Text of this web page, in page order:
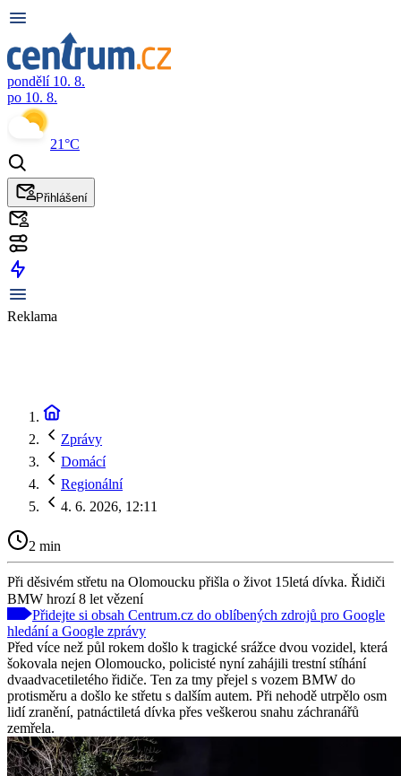
pondělí 10. 8.
po 10. 8.
21°C
Přihlášení
Reklama
Zprávy
Domácí
Regionální
4. 6. 2026, 12:11
2 min
Při děsivém střetu na Olomoucku přišla o život 15letá dívka. Řidiči
BMW hrozí 8 let vězení
Přidejte si obsah Centrum.cz do oblíbených zdrojů pro Google
hledání a Google zprávy
Před více než půl rokem došlo k tragické srážce dvou vozidel, která
šokovala nejen Olomoucko, policisté nyní zahájili trestní stíhání
dvaadvacetiletého řidiče. Ten za tmy přejel s vozem BMW do
protisměru a došlo ke střetu s dalším autem. Při nehodě utrpělo osm
lidí zranění, patnáctiletá dívka přes veškerou snahu záchranářů
zemřela.